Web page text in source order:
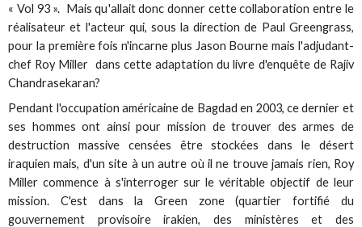
« Vol 93 ». Mais qu'allait donc donner cette collaboration entre le
réalisateur et l'acteur qui, sous la direction de Paul Greengrass,
pour la première fois n'incarne plus Jason Bourne mais l'adjudant-
chef Roy Miller dans cette adaptation du livre d'enquête de Rajiv
Chandrasekaran?
Pendant l'occupation américaine de Bagdad en 2003, ce dernier et
ses hommes ont ainsi pour mission de trouver des armes de
destruction massive censées être stockées dans le désert
iraquien mais, d'un site à un autre où il ne trouve jamais rien, Roy
Miller commence à s'interroger sur le véritable objectif de leur
mission. C'est dans la Green zone (quartier fortifié du
gouvernement provisoire irakien, des ministères et des